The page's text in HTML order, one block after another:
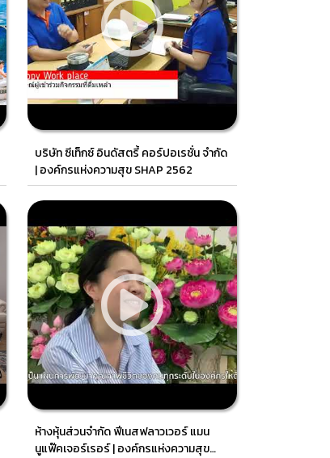
บริษัท ซีเท็กซ์ อินดัสตรี้ คอร์ปอเรชั่น จำกัด
| องค์กรแห่งความสุข SHAP 2562
ห้างหุ้นส่วนจำกัด ฟีเนสฟลาวเวอร์ แมน
นูแฟ๊คเจอร์เรอร์ | องค์กรแห่งความสุข